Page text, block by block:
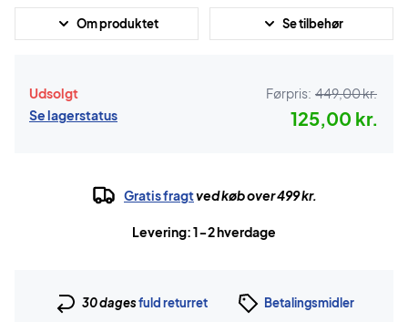
Om produktet Se tilbehør
Udsolgt
Se lagerstatus
Førpris: 449,00 kr.
125,00 kr.
Gratis fragtved køb over 499 kr.
Levering: 1-2 hverdage
30 dagesfuld returret Betalingsmidler